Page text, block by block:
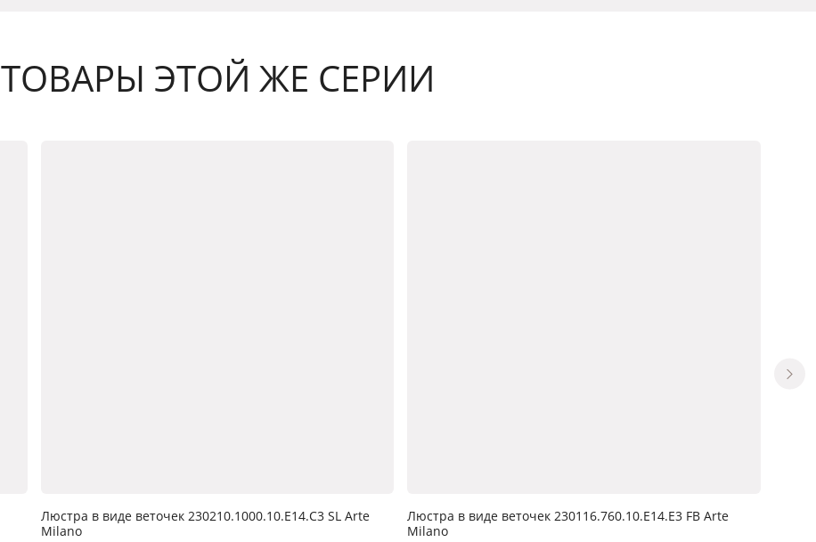
ТОВАРЫ ЭТОЙ ЖЕ СЕРИИ
Люстра в виде веточек 230210.1000.10.E14.C3 SL Arte
Milano
Люстра в виде веточек 230116.760.10.E14.E3 FB Arte
Milano